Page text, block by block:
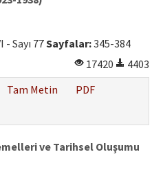
Sayı 77Sayfalar:345-384
17420
4403
Tam Metin
PDF
ve Tarihsel Oluşumu